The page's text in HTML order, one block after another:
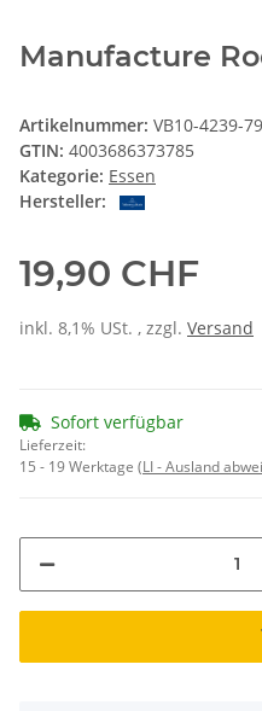
Manufacture
Artikelnummer: VB10-4239-
GTIN: 4003686373785
Kategorie: Essen
Hersteller:
19,90 CHF
inkl. 8,1% USt. , zzgl. Versand
Sofort verfügbar
Lieferzeit:
15 - 19 Werktage (LI - Ausland